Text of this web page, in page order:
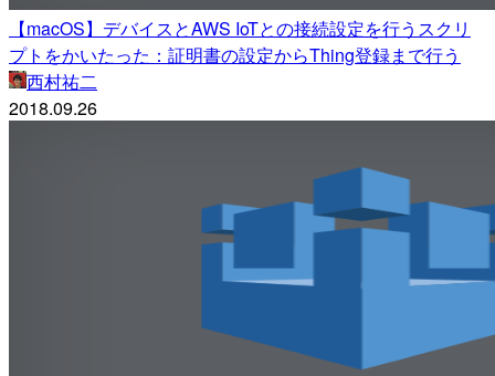
【macOS】デバイスとAWS IoTとの接続設定を行うスクリ
プトをかいたった：証明書の設定からThing登録まで行う
西村祐二
2018.09.26